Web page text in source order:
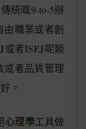
統嘅9-to-5辦
職業或者創
或者ISFJ呢類
或者品質管理
。
心理學工具做